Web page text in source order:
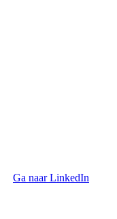
Ga naar LinkedIn